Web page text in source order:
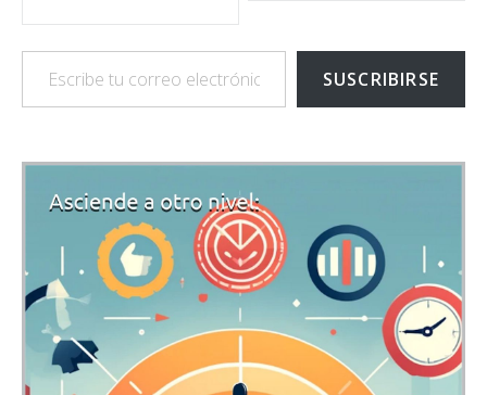
Escribe tu correo electrónico…
SUSCRIBIRSE